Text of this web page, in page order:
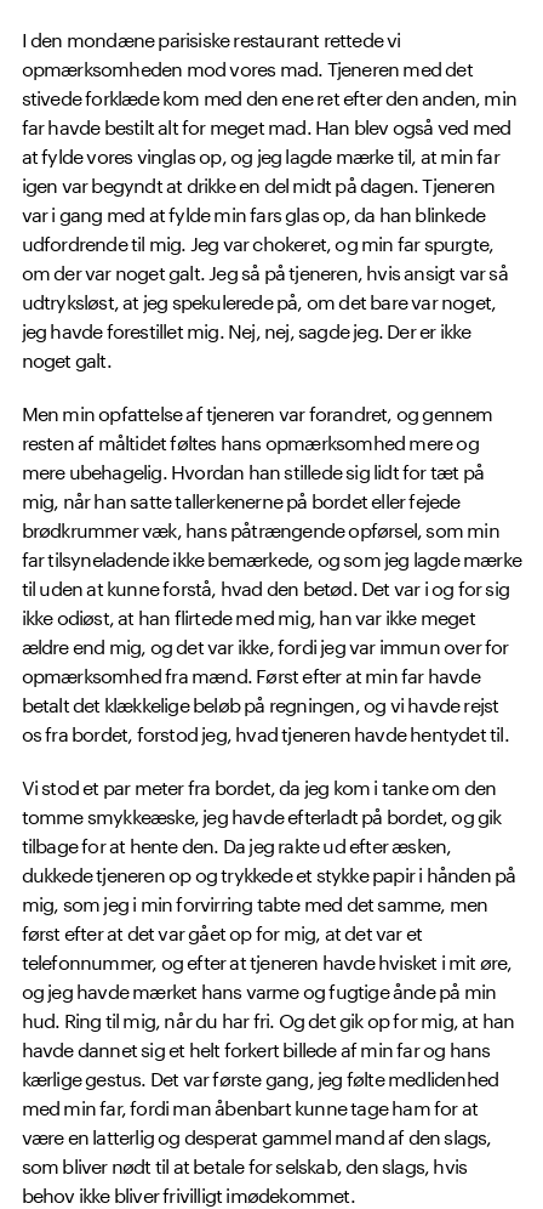
I den mondæne parisiske restaurant rettede vi
opmærksomheden mod vores mad. Tjeneren med det
stivede forklæde kom med den ene ret efter den anden, min
far havde bestilt alt for meget mad. Han blev også ved med
at fylde vores vinglas op, og jeg lagde mærke til, at min far
igen var begyndt at drikke en del midt på dagen. Tjeneren
var i gang med at fylde min fars glas op, da han blinkede
udfordrende til mig. Jeg var chokeret, og min far spurgte,
om der var noget galt. Jeg så på tjeneren, hvis ansigt var så
udtryksløst, at jeg spekulerede på, om det bare var noget,
jeg havde forestillet mig. Nej, nej, sagde jeg. Der er ikke
noget galt.
Men min opfattelse af tjeneren var forandret, og gennem
resten af måltidet føltes hans opmærksomhed mere og
mere ubehagelig. Hvordan han stillede sig lidt for tæt på
mig, når han satte tallerkenerne på bordet eller fejede
brødkrummer væk, hans påtrængende opførsel, som min
far tilsyneladende ikke bemærkede, og som jeg lagde mærke
til uden at kunne forstå, hvad den betød. Det var i og for sig
ikke odiøst, at han flirtede med mig, han var ikke meget
ældre end mig, og det var ikke, fordi jeg var immun over for
opmærksomhed fra mænd. Først efter at min far havde
betalt det klækkelige beløb på regningen, og vi havde rejst
os fra bordet, forstod jeg, hvad tjeneren havde hentydet til.
Vi stod et par meter fra bordet, da jeg kom i tanke om den
tomme smykkeæske, jeg havde efterladt på bordet, og gik
tilbage for at hente den. Da jeg rakte ud efter æsken,
dukkede tjeneren op og trykkede et stykke papir i hånden på
mig, som jeg i min forvirring tabte med det samme, men
først efter at det var gået op for mig, at det var et
telefonnummer, og efter at tjeneren havde hvisket i mit øre,
og jeg havde mærket hans varme og fugtige ånde på min
hud. Ring til mig, når du har fri. Og det gik op for mig, at han
havde dannet sig et helt forkert billede af min far og hans
kærlige gestus. Det var første gang, jeg følte medlidenhed
med min far, fordi man åbenbart kunne tage ham for at
være en latterlig og desperat gammel mand af den slags,
som bliver nødt til at betale for selskab, den slags, hvis
behov ikke bliver frivilligt imødekommet.